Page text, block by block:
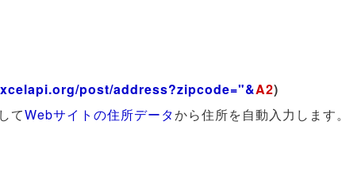
post/address?zipcode="&A2)
てWebサイトの住所データから住所を自動入力します。